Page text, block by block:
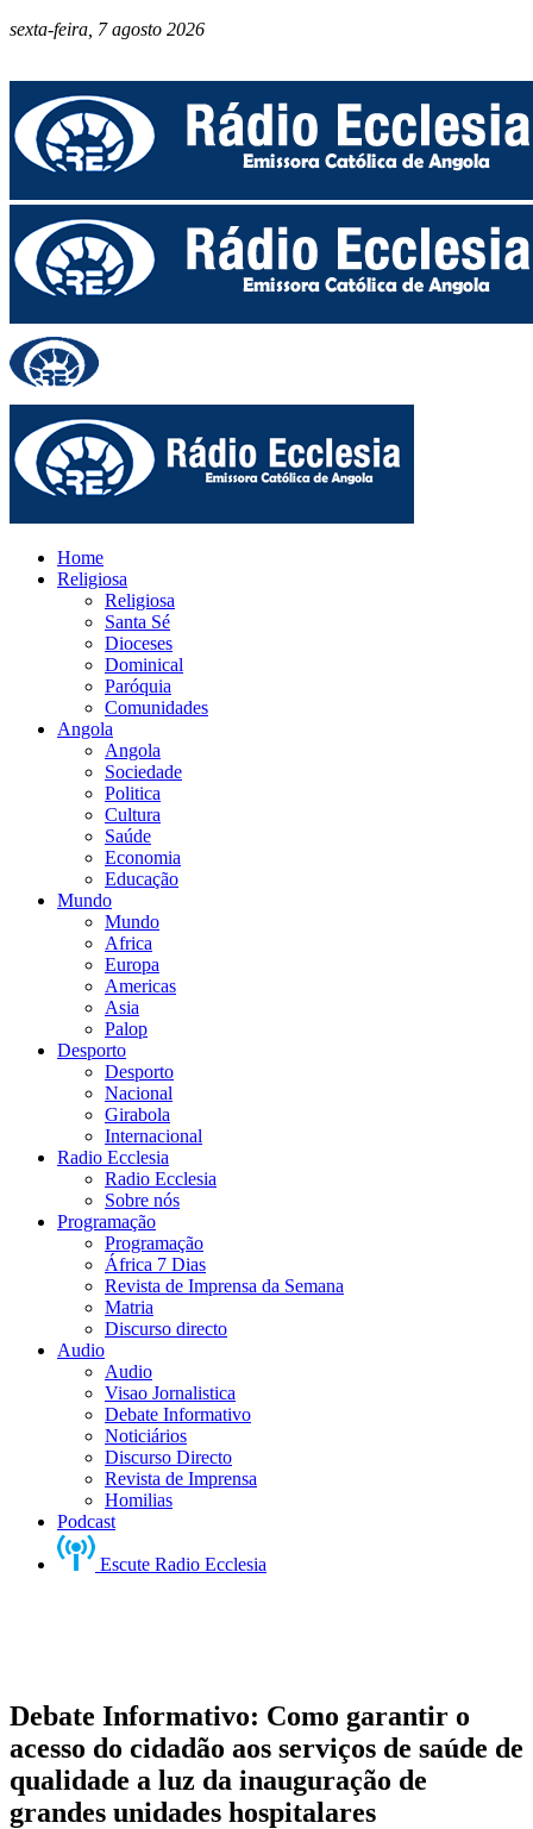
sexta-feira, 7 agosto 2026
Home
Religiosa
Religiosa
Santa Sé
Dioceses
Dominical
Paróquia
Comunidades
Angola
Angola
Sociedade
Politica
Cultura
Saúde
Economia
Educação
Mundo
Mundo
Africa
Europa
Americas
Asia
Palop
Desporto
Desporto
Nacional
Girabola
Internacional
Radio Ecclesia
Radio Ecclesia
Sobre nós
Programação
Programação
África 7 Dias
Revista de Imprensa da Semana
Matria
Discurso directo
Audio
Audio
Visao Jornalistica
Debate Informativo
Noticiários
Discurso Directo
Revista de Imprensa
Homilias
Podcast
Escute Radio Ecclesia
Debate Informativo: Como garantir o
acesso do cidadão aos serviços de saúde de
qualidade a luz da inauguração de
grandes unidades hospitalares